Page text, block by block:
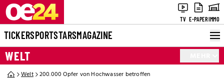
TV E-PAPERIMMO
TICKERSPORTSTARSMAGAZINE
WELT
Welt 200.000 Opfer von Hochwasser betroffen